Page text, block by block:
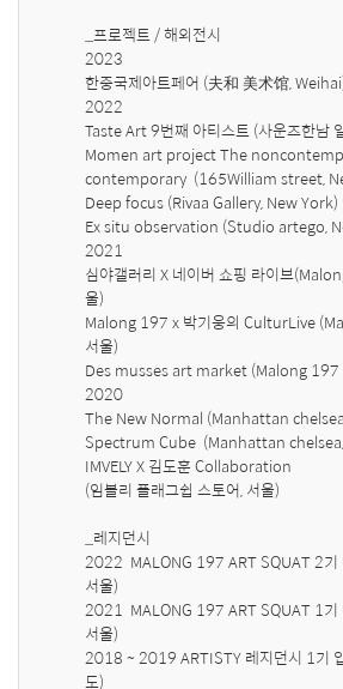
_프로젝트 / 해외전시
2023
한중국제아트페어 (夫和 美术馆,
2022
Taste Art 9번째 아티스트 (사운즈한남
Momen art project The
contemporary  (165William street,
Deep focus (Rivaa Gallery, New York)
Ex situ observation (Studio artego,
2021
심야갤러리 X 네이버 쇼핑 라이브
울)
Malong 197 x 박기웅의 CulturLive
서울)
Des musses art market (Malong 197
2020
The New Normal (Manhattan
Spectrum Cube  (Manhattan
IMVELY X 김도훈 Collaboration
(임블리 플래그쉽 스토어, 서울)
_레지던시
2022  MALONG 197 ART SQUAT 2기
서울)
2021  MALONG 197 ART SQUAT 1기
서울)
2018 ~ 2019 ARTISTY 레지던시 1기
도)